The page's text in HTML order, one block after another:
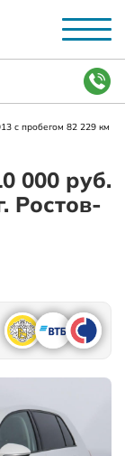
с пробегом 82 229 км
000 руб.
Ростов-